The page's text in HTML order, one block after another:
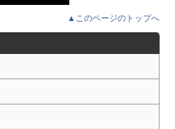
▲このページのトップへ